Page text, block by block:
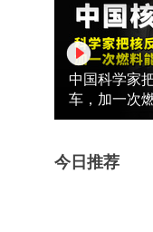
中国科学家
车，加一次
今日推荐